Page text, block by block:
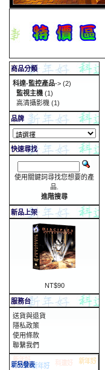
商品分類
科達-監控產品-> (2)
監視主機 (1)
高清攝影機 (1)
品牌
快速尋找
使用關鍵詞尋找您想要的產
品.
進階搜尋
新品上架
NT$90
服務台
送貨與退貨
隱私政策
使用條款
聯繫我們